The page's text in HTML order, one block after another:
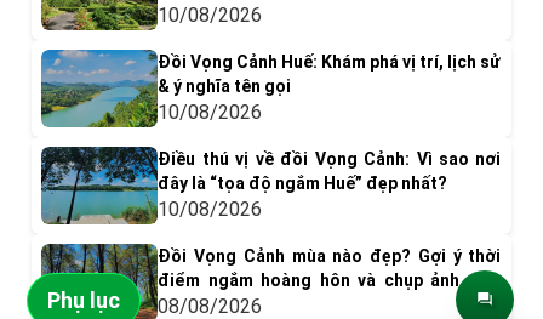
10/08/2026
Đồi Vọng Cảnh Huế: Khám phá vị trí, lịch sử
& ý nghĩa tên gọi
10/08/2026
Điều thú vị về đồi Vọng Cảnh: Vì sao nơi
đây là “tọa độ ngắm Huế” đẹp nhất?
10/08/2026
Đồi Vọng Cảnh mùa nào đẹp? Gợi ý thời
điểm ngắm hoàng hôn và chụp ảnh siêu
"dính"
08/08/2026
Phụ lục